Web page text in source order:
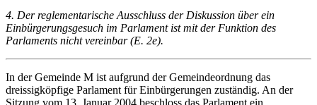
4. Der reglementarische Ausschluss der Diskussion über ein
Einbürgerungsgesuch im Parlament ist mit der Funktion des
Parlaments nicht vereinbar (E. 2e).
In der Gemeinde M ist aufgrund der Gemeindeordnung das
dreissigköpfige Parlament für Einbürgerungen zuständig. An der